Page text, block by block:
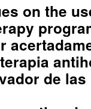
on the
de